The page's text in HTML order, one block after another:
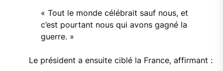
« Tout le monde célébrait sauf nous, et
c’est pourtant nous qui avons gagné la
guerre. »
Le président a ensuite ciblé la France, affirmant :